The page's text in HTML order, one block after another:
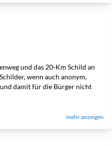
und das 20-Km Schild an
wenn auch anonym,
damit für die Bürger nicht
mehr anzeigen